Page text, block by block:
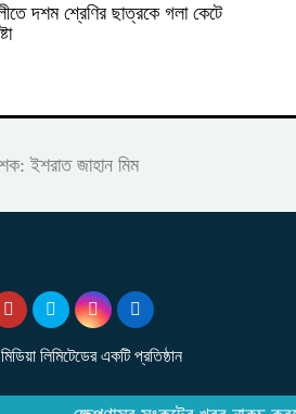
দশম শ্রেণির ছাত্রকে গলা কেটে
ইশরাত জাহান মিম
লিমিটেডের একটি প্রতিষ্ঠান